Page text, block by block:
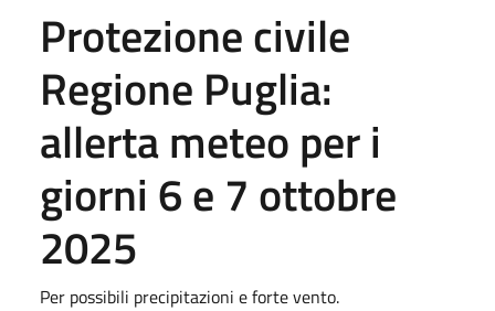
Protezione civile
Regione Puglia:
allerta meteo per i
giorni 6 e 7 ottobre
2025
Per possibili precipitazioni e forte vento.